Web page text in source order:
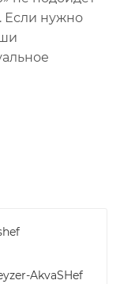
Если нужно
AkvaSHef